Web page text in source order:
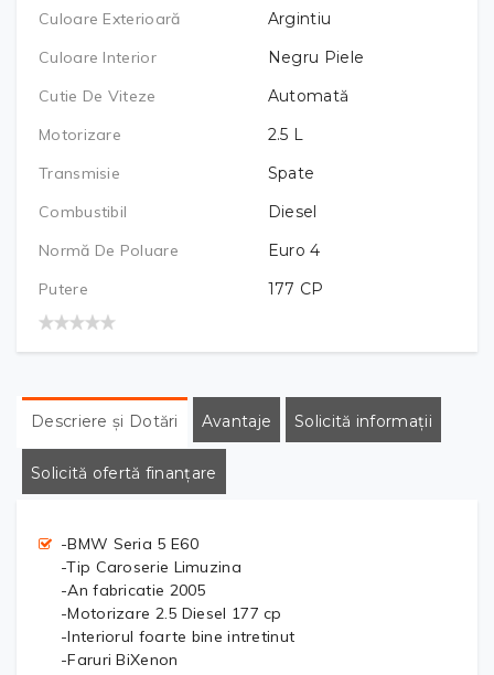
Culoare Exterioară
Argintiu
Culoare Interior
Negru Piele
Cutie De Viteze
Automată
Motorizare
2.5 L
Transmisie
Spate
Combustibil
Diesel
Normă De Poluare
Euro 4
Putere
177 CP
Descriere și Dotări Avantaje Solicită informații
Solicită ofertă finanțare
-BMW Seria 5 E60
-Tip Caroserie Limuzina
-An fabricatie 2005
-Motorizare 2.5 Diesel 177 cp
-Interiorul foarte bine intretinut
-Faruri BiXenon